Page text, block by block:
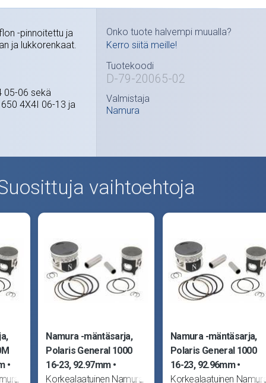
-pinnoitettu ja
ja lukkorenkaat.
05-06 sekä
4X4I 06-13 ja
Onko tuote halvempi muualla?
Kerro siitä meille!
Tuotekoodi
D-79-20065-02
Valmistaja
Namura
vaihtoehtoja
Namura -mäntäsarja,
Polaris General 1000
16-23, 92.97mm
Korkealaatuinen Namura
Namura -mäntäsarja,
Polaris General 1000
16-23, 92.96mm
Korkealaatuinen Namura